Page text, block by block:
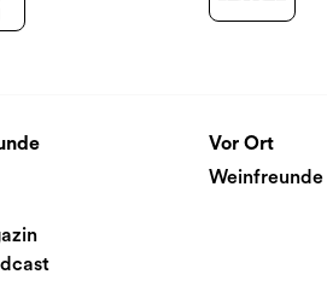
Vor Ort
Weinfreunde